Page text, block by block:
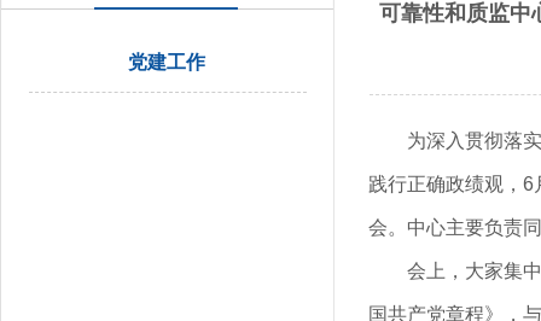
党建工作
可靠性和质监中
为深入贯彻落
践行正确政绩观，6
会。中心主要负责
会上，大家集
国共产党章程》，